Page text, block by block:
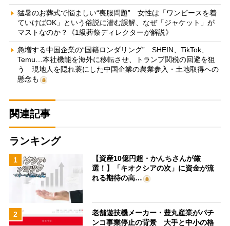
猛暑のお葬式で悩ましい“喪服問題” 女性は「ワンピースを着
ていけばOK」という俗説に潜む誤解、なぜ「ジャケット」が
マストなのか？《1級葬祭ディレクターが解説》
急増する中国企業の“国籍ロンダリング” SHEIN、TikTok、
Temu…本社機能を海外に移転させ、トランプ関税の回避を狙
う 現地人を隠れ蓑にした中国企業の農業参入・土地取得への
懸念も
関連記事
ランキング
1
【資産10億円超・かんちさんが厳
選！】「キオクシアの次」に資金が流
れる期待の高…
2
老舗遊技機メーカー・豊丸産業がパチ
ンコ事業停止の背景 大手と中小の格